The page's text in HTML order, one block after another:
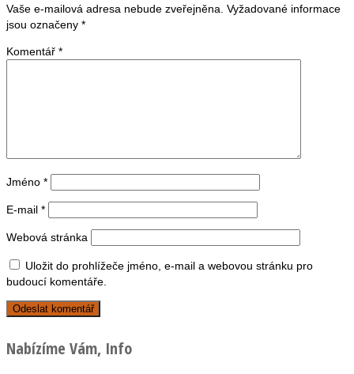
Vaše e-mailová adresa nebude zveřejněna. Vyžadované informace
jsou označeny *
Komentář *
Jméno *
E-mail *
Webová stránka
Uložit do prohlížeče jméno, e-mail a webovou stránku pro
budoucí komentáře.
Nabízíme Vám, Info